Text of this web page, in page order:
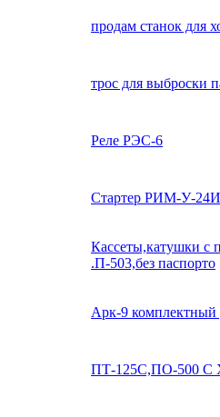
продам станок для
трос для выброски
Реле РЭС-6
Стартер РИМ-У-
Кассеты,катушки
.П-503,без паспорто
Арк-9 комплектный
ПТ-125С,ПО-500